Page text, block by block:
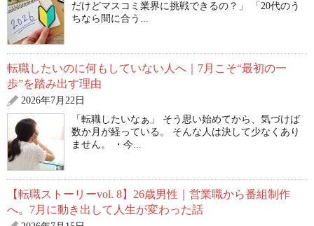
だけどマスコミ業界に挑戦できるの？」 「20代のう
ちなら間に合う...
転職したいのに何もしていない人へ｜7月こそ“最初の一
歩”を踏み出す理由
2026年7月22日
「転職したいなぁ」 そう思い始めてから、気づけば
数か月が経っている。 そんな人は決して少なくあり
ません。 ・今...
【転職ストーリーvol. 8】26歳男性｜営業職から番組制作
へ。7月に動き出して人生が変わった話